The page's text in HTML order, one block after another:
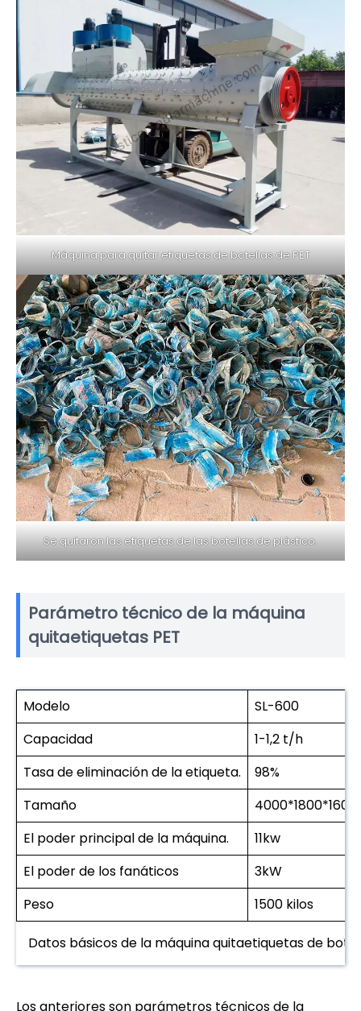
Máquina para quitar etiquetas de botellas de PET
Se quitaron las etiquetas de las botellas de plástico.
Parámetro técnico de la máquina
quitaetiquetas PET
Modelo
SL-600
Capacidad
1-1,2 t/h
Tasa de eliminación de la etiqueta.
98%
Tamaño
El poder principal de la máquina.
11kw
El poder de los fanáticos
3kW
Peso
1500 kilos
Datos básicos de la máquina quitaetiquetas de
Los anteriores son parámetros técnicos de la